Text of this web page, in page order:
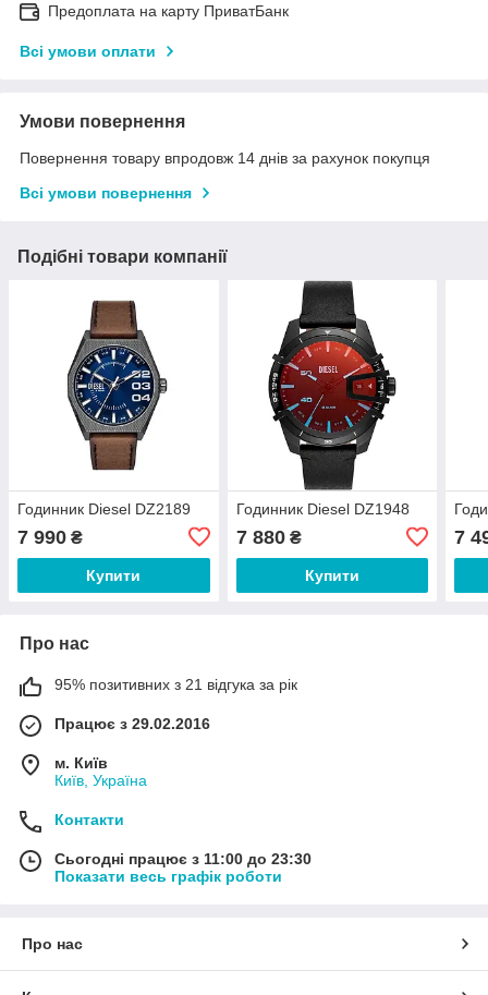
Предоплата на карту ПриватБанк
Всі умови оплати
Умови повернення
Повернення товару впродовж 14 днів за рахунок покупця
Всі умови повернення
Подібні товари компанії
Годинник Diesel DZ2189
7 990 ₴
Купити
Годинник Diesel DZ1948
7 880₴
Купити
7
Про нас
95% позитивних з 21 відгука за рік
Працює з 29.02.2016
м. Київ
Київ, Україна
Контакти
Сьогодні працює з 11:00 до 23:30
Показати весь графік роботи
Про нас